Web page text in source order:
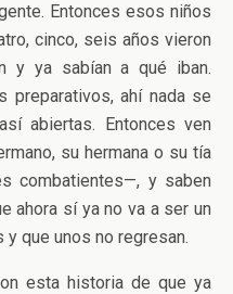
Entonces esos niños
cinco, seis años vieron
y ya sabían a qué iban.
preparativos, ahí nada se
abiertas. Entonces ven
su hermana o su tía
combatientes—, y saben
ahora sí ya no va a ser un
y que unos no regresan.
esta historia de que ya